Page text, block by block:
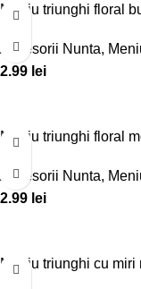
Meniu triunghi floral
Accesorii Nunta,
2.99 lei
Meniu triunghi floral
Accesorii Nunta,
2.99 lei
Meniu triunghi cu miri